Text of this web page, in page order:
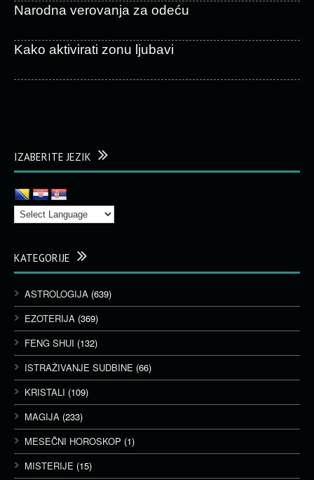
Narodna verovanja za odeću
Kako aktivirati zonu ljubavi
IZABERITE JEZIK
KATEGORIJE
ASTROLOGIJA (639)
EZOTERIJA (369)
FENG SHUI (132)
ISTRAŽIVANJE SUDBINE (66)
KRISTALI (109)
MAGIJA (233)
MESEČNI HOROSKOP (1)
MISTERIJE (15)